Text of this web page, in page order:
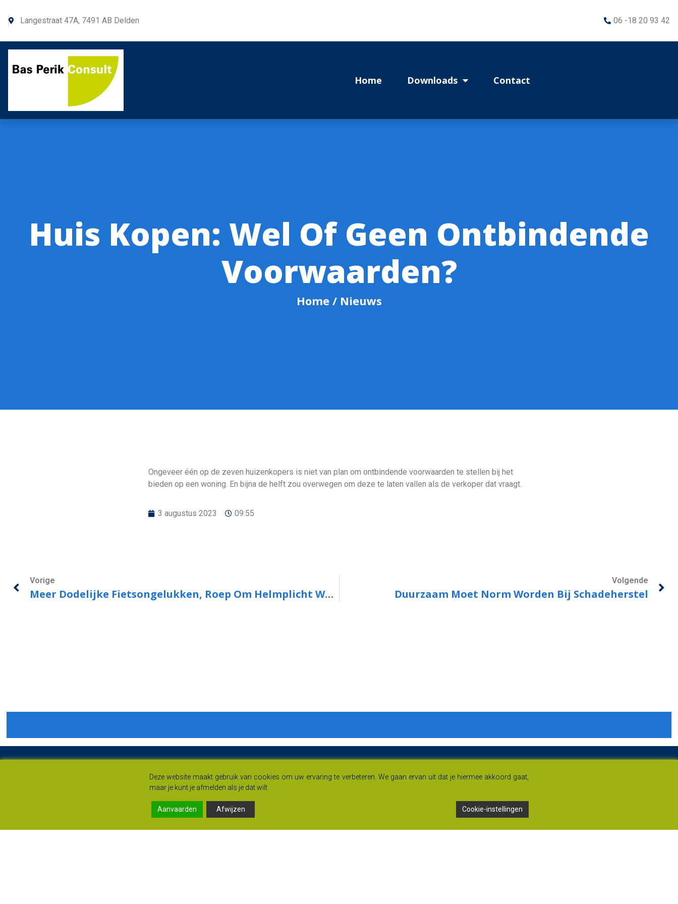
Langestraat 47A, 7491 AB Delden 06 -18 20 93 42
Home Downloads Contact
Huis Kopen: Wel Of Geen Ontbindende
Voorwaarden?
Home/ Nieuws
Ongeveer één op de zeven huizenkopers is niet van plan om ontbindende voorwaarden te stellen bij het
bieden op een woning. En bijna de helft zou overwegen om deze te laten vallen als de verkoper dat vraagt.
3 augustus 2023 09:55
Vorige
Meer Dodelijke Fietsongelukken, Roep Om Helmplicht Wordt Sterker
Volgende
Duurzaam Moet Norm Worden Bij Schadeherstel
Deze website maakt gebruik van cookies om uw ervaring te verbeteren. We gaan ervan uit dat je hiermee akkoord gaat,
maar je kunt je afmelden als je dat wilt
Aanvaarden Afwijzen Cookie-instellingen